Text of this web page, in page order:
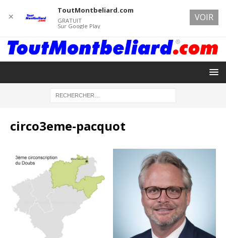
circo3eme-pacquot
✕
ToutMontbeliard.com
GRATUIT
Sur Google Play
VOIR